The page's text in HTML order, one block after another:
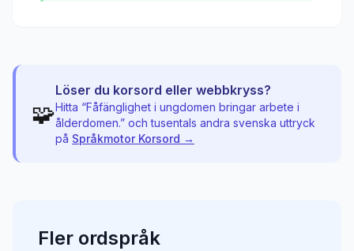
🧩
Löser du korsord eller webbkryss?
Hitta “Fåfänglighet i ungdomen bringar arbete i
ålderdomen.” och tusentals andra svenska uttryck
på Språkmotor Korsord →
Fler ordspråk